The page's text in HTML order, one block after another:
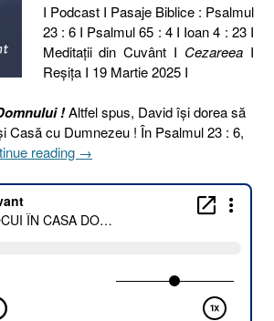
I Podcast I Pasaje Biblice : Psalmul
23 : 6 I Psalmul 65 : 4 I Ioan 4 : 23 I
Meditaţii din Cuvânt I Cezareea I
Reşiţa I 19 Martie 2025 I
!Altfel spus, David își dorea să
Casă cu Dumnezeu ! În Psalmul 23 : 6,
reading „78
2025.
VOI
LOCUI
→